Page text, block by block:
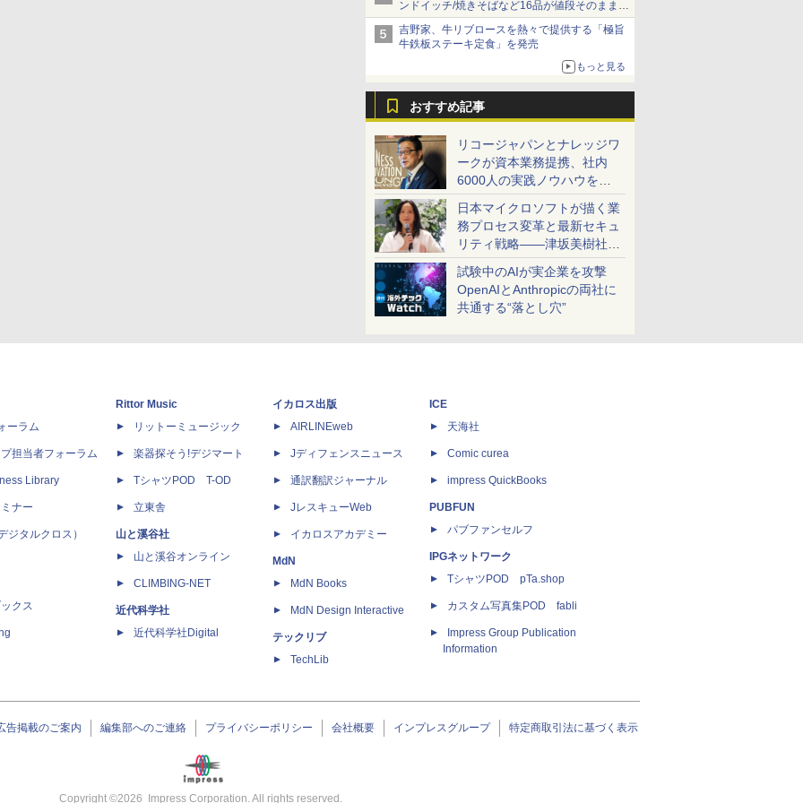
ンドイッチ/焼きそばなど16品が値段そのままで
ボリュームアップ
吉野家、牛リブロースを熱々で提供する「極旨
牛鉄板ステーキ定食」を発売
もっと見る
おすすめ記事
リコージャパンとナレッジワ
ークが資本業務提携、社内
6000人の実践ノウハウを生
かした「AI商談記録 for
RICOH」を展開へ
日本マイクロソフトが描く業
務プロセス変革と最新セキュ
リティ戦略――津坂美樹社長
が2027年度戦略を説明
試験中のAIが実企業を攻撃
OpenAIとAnthropicの両社に
共通する“落とし穴”
ーラム
担当者フォーラム
Library
ナー
ジタルクロス）
クス
Rittor Music
リットーミュージック
楽器探そう!デジマート
TシャツPOD T-OD
立東舎
山と溪谷社
山と溪谷オンライン
CLIMBING-NET
近代科学社
近代科学社Digital
イカロス出版
AIRLINEweb
Jディフェンスニュース
通訳翻訳ジャーナル
JレスキューWeb
イカロスアカデミー
MdN
MdN Books
MdN Design Interactive
テックリブ
TechLib
ICE
天海社
Comic curea
impress QuickBooks
PUBFUN
パブファンセルフ
IPGネットワーク
TシャツPOD pTa.shop
カスタム写真集POD fabli
Impress Group Publication
Information
告掲載のご案内 編集部へのご連絡 プライバシーポリシー 会社概要 インプレスグループ 特定商取引法に基づく表示
Copyright ©2026 Impress Corporation. All rights reserved.